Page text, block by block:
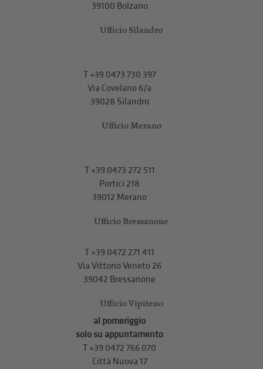
39100 Bolzano
Ufficio Silandro
T+39 0473 730 397
Via Covelano 6/a
39028 Silandro
Ufficio Merano
T+39 0473 272 511
Portici 218
39012 Merano
Ufficio Bressanone
T +39 0472 271 411
Via Vittorio Veneto 26
39042 Bressanone
Ufficio Vipiteno
al pomeriggio
solo su appuntamento
T +39 0472 766 070
Città Nuova 17